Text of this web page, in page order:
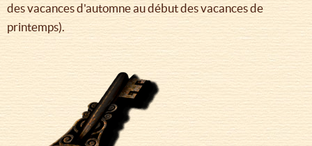
des vacances d'automne au début des vacances de
printemps).